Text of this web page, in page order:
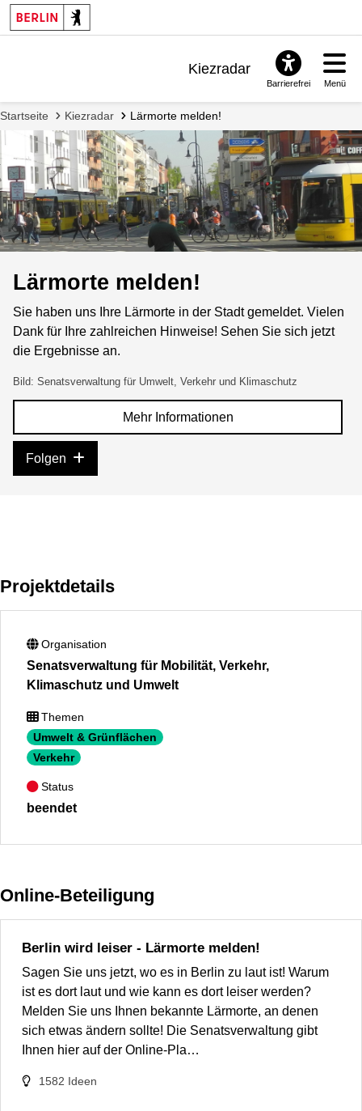
Kiezradar
FAQ & Support
Barrierefrei Menü
Startseite Kiezradar Lärmorte melden!
Lärmorte melden!
Sie haben uns Ihre Lärmorte in der Stadt gemeldet. Vielen
Dank für Ihre zahlreichen Hinweise! Sehen Sie sich jetzt
die Ergebnisse an.
Bild: Senatsverwaltung für Umwelt, Verkehr und Klimaschutz
Mehr Informationen
Folgen
Projektdetails
Organisation
Senatsverwaltung für Mobilität, Verkehr,
Klimaschutz und Umwelt
Themen
Umwelt & Grünflächen
Verkehr
Status
beendet
Online-Beteiligung
Berlin wird leiser - Lärmorte melden!
Sagen Sie uns jetzt, wo es in Berlin zu laut ist! Warum
ist es dort laut und wie kann es dort leiser werden?
Melden Sie uns Ihnen bekannte Lärmorte, an denen
sich etwas ändern sollte! Die Senatsverwaltung gibt
Ihnen hier auf der Online-Pla…
1582 Ideen